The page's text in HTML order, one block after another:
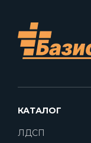
КАТАЛОГ
ЛДСП